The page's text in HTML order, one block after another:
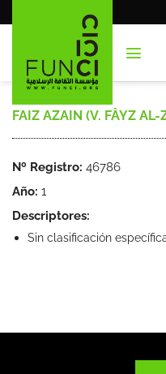
al
FAIZ AZAIN (V. FÂYZ AL-
Nº Registro: 46786
Año: 1
Descriptores:
Sin clasificación